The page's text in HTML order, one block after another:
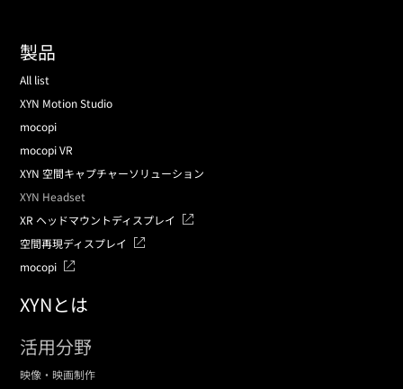
製品
All list
XYN Motion Studio
mocopi
mocopi VR
XYN 空間キャプチャーソリューション
XYN Headset
XR ヘッドマウントディスプレイ
空間再現ディスプレイ
mocopi
XYNとは
活用分野
映像・映画制作